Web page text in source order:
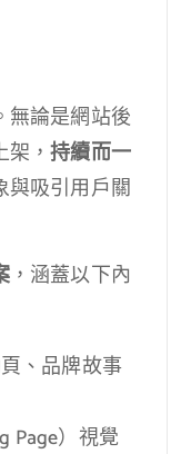
無論是網站後
架，持續而一
與吸引用戶關
，涵蓋以下內
、品牌故事
Page）視覺